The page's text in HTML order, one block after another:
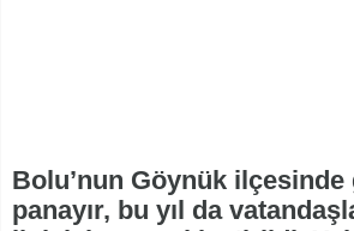
Bolu’nun Göynük ilçesinde
panayır, bu yıl da